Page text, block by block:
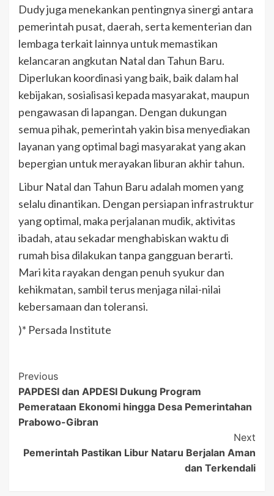
Dudy juga menekankan pentingnya sinergi antara
pemerintah pusat, daerah, serta kementerian dan
lembaga terkait lainnya untuk memastikan
kelancaran angkutan Natal dan Tahun Baru.
Diperlukan koordinasi yang baik, baik dalam hal
kebijakan, sosialisasi kepada masyarakat, maupun
pengawasan di lapangan. Dengan dukungan
semua pihak, pemerintah yakin bisa menyediakan
layanan yang optimal bagi masyarakat yang akan
bepergian untuk merayakan liburan akhir tahun.
Libur Natal dan Tahun Baru adalah momen yang
selalu dinantikan. Dengan persiapan infrastruktur
yang optimal, maka perjalanan mudik, aktivitas
ibadah, atau sekadar menghabiskan waktu di
rumah bisa dilakukan tanpa gangguan berarti.
Mari kita rayakan dengan penuh syukur dan
kehikmatan, sambil terus menjaga nilai-nilai
kebersamaan dan toleransi.
)* Persada Institute
Post
Navigation
Previous
PAPDESI dan APDESI Dukung Program
Pemerataan Ekonomi hingga Desa Pemerintahan
Prabowo-Gibran
Next
Pemerintah Pastikan Libur Nataru Berjalan Aman
dan Terkendali